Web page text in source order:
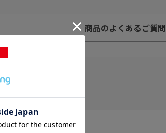
商品のよくあるご質問